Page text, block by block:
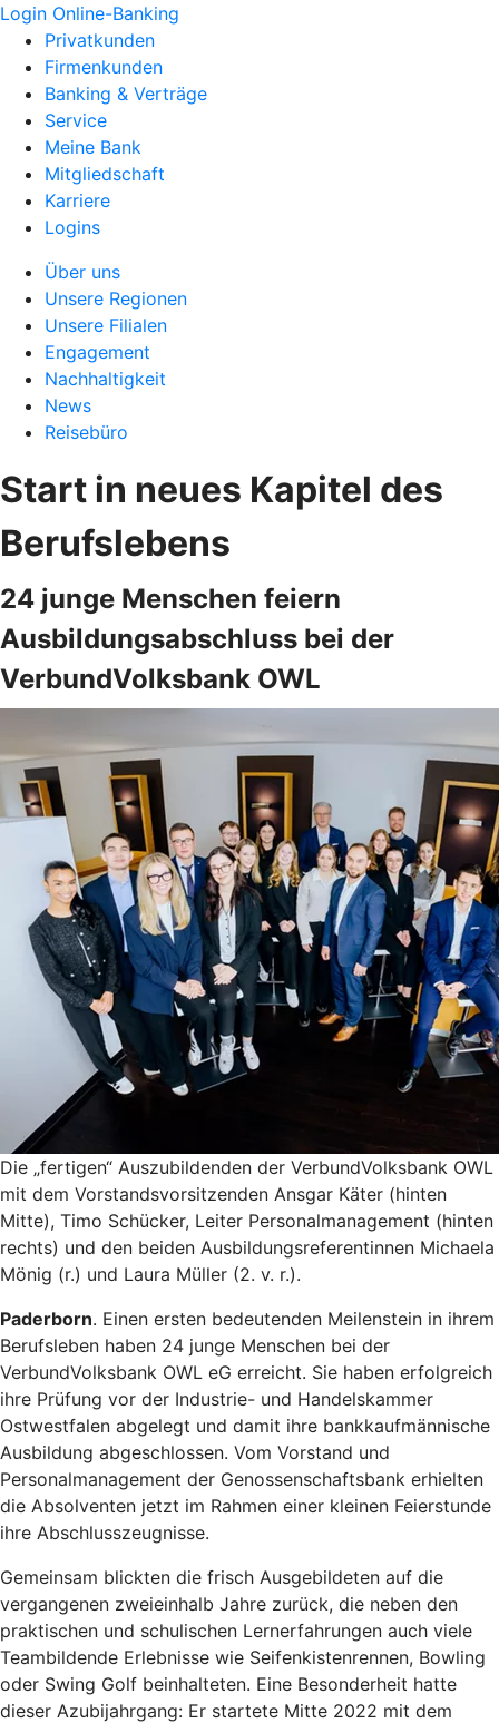
Login Online-Banking
Privatkunden
Firmenkunden
Banking & Verträge
Service
Meine Bank
Mitgliedschaft
Karriere
Logins
Über uns
Unsere Regionen
Unsere Filialen
Engagement
Nachhaltigkeit
News
Reisebüro
Start in neues Kapitel des
Berufslebens
24 junge Menschen feiern
Ausbildungsabschluss bei der
VerbundVolksbank OWL
Die „fertigen“ Auszubildenden der VerbundVolksbank OWL
mit dem Vorstandsvorsitzenden Ansgar Käter (hinten
Mitte), Timo Schücker, Leiter Personalmanagement (hinten
rechts) und den beiden Ausbildungsreferentinnen Michaela
Mönig (r.) und Laura Müller (2. v. r.).
Paderborn. Einen ersten bedeutenden Meilenstein in ihrem
Berufsleben haben 24 junge Menschen bei der
VerbundVolksbank OWL eG erreicht. Sie haben erfolgreich
ihre Prüfung vor der Industrie- und Handelskammer
Ostwestfalen abgelegt und damit ihre bankkaufmännische
Ausbildung abgeschlossen. Vom Vorstand und
Personalmanagement der Genossenschaftsbank erhielten
die Absolventen jetzt im Rahmen einer kleinen Feierstunde
ihre Abschlusszeugnisse.
Gemeinsam blickten die frisch Ausgebildeten auf die
vergangenen zweieinhalb Jahre zurück, die neben den
praktischen und schulischen Lernerfahrungen auch viele
Teambildende Erlebnisse wie Seifenkistenrennen, Bowling
oder Swing Golf beinhalteten. Eine Besonderheit hatte
dieser Azubijahrgang: Er startete Mitte 2022 mit dem